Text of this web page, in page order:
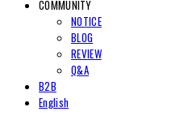
COMMUNITY
NOTICE
BLOG
REVIEW
Q&A
B2B
English